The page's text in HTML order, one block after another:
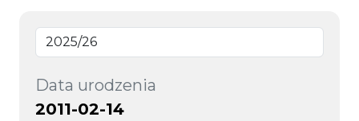
Data urodzenia
2011-02-14